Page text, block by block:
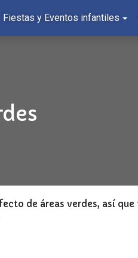
Fiestas y Eventos infantiles
de áreas verdes, así